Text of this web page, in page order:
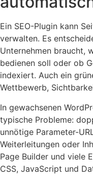
Ein SEO-Plugin kann
verwalten. Es
Unternehmen braucht,
bedienen soll oder ob
indexiert. Auch ein
Wettbewerb,
In gewachsenen
typische Probleme:
unnötige Parameter-
Weiterleitungen oder
Page Builder und viele
CSS, JavaScript und